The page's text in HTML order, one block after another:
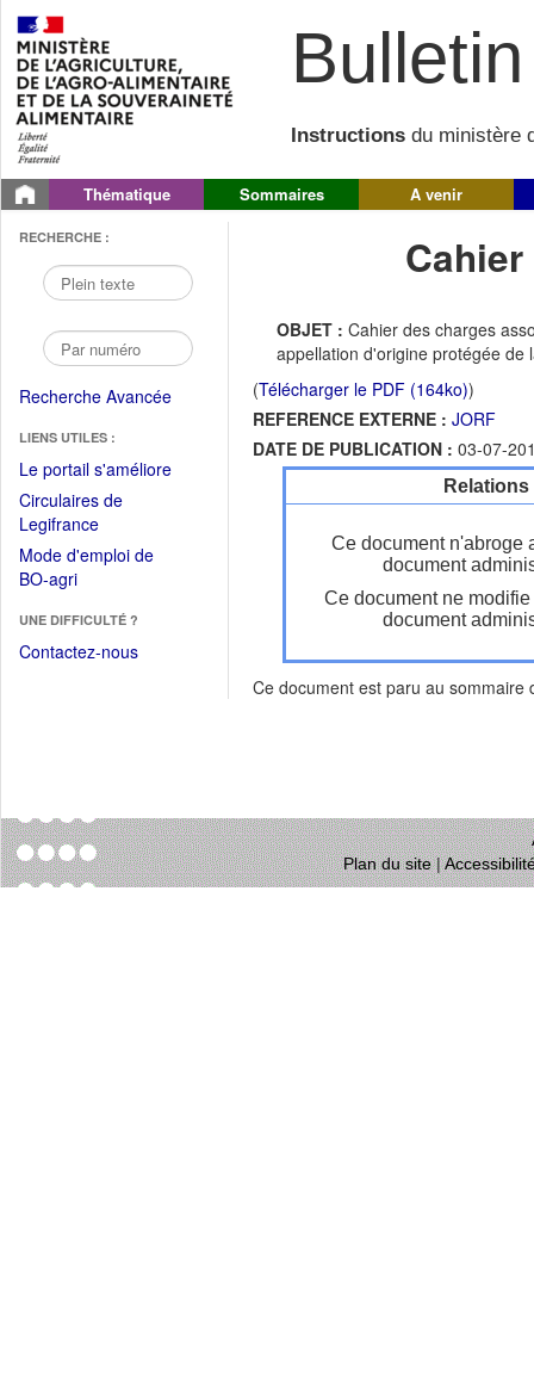
Instructions du ministère
Thématique Sommaires A venir
RECHERCHE :
Recherche Avancée
LIENS UTILES :
Le portail s'améliore(Fichier
Circulaires de
Legifrance(Ouvrir
dans
une
fenêtre)
Mode d'emploi de
BO-agri(Ouvrir
une
nouvelle
UNE DIFFICULTÉ ?
Contactez-nous
OBJET : Cahier des charges
appellation d'origine protégée de
(Télécharger le PDF (164ko))
REFERENCE EXTERNE : JORF
DATE DE PUBLICATION : 03-07-
Ce document n'abroge
document
Ce document ne
document
Ce document est paru au sommaire
Plan du site|